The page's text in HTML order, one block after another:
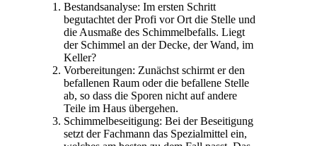
Bestandsanalyse: Im ersten Schritt
begutachtet der Profi vor Ort die Stelle und
die Ausmaße des Schimmelbefalls. Liegt
der Schimmel an der Decke, der Wand, im
Keller?
Vorbereitungen: Zunächst schirmt er den
befallenen Raum oder die befallene Stelle
ab, so dass die Sporen nicht auf andere
Teile im Haus übergehen.
Schimmelbeseitigung: Bei der Beseitigung
setzt der Fachmann das Spezialmittel ein,